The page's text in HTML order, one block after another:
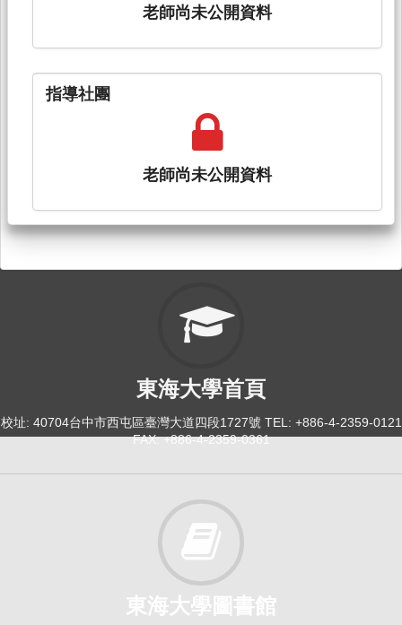
老師尚未公開資料
指導社團
老師尚未公開資料
東海大學首頁
校址: 40704台中市西屯區臺灣大道四段1727號 TEL: +886-4-2359-0121
FAX: +886-4-2359-0361
東海大學圖書館